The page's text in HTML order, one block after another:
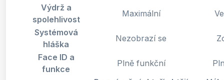
Výdrž a
spolehlivost
Maximální
Systémová
hláška
Nezobrazí se
Face ID a
funkce
Plně funkční